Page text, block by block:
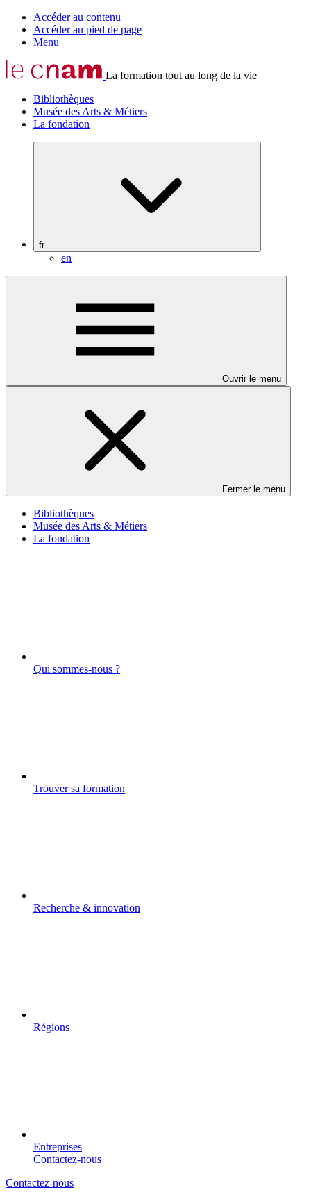
Accéder au contenu
Accéder au pied de page
Menu
La formation tout au long de la vie
Bibliothèques
Musée des Arts & Métiers
La fondation
fr
en
Ouvrir le menu
Fermer le menu
Bibliothèques
Musée des Arts & Métiers
La fondation
Qui sommes-nous ?
Trouver sa formation
Recherche & innovation
Régions
Entreprises
Contactez-nous
Contactez-nous